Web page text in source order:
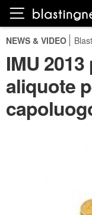
NEWS & VIDEO
IMU
aliquote